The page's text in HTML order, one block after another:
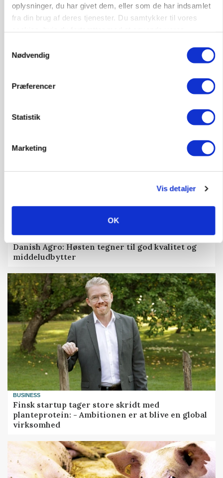
oplysninger, du har givet dem, eller som de har indsamlet
fra din brug af deres tjenester. Du samtykker til vores
Nødvendig
Præferencer
Statistik
Marketing
Vis detaljer
OK
Annonce
Grambogård får oksekød på menuen hos
københavnsk restaurantkæde
PLANTER
Danish Agro: Høsten tegner til god kvalitet og
middeludbytter
BUSINESS
Finsk startup tager store skridt med
planteprotein: - Ambitionen er at blive en global
virksomhed